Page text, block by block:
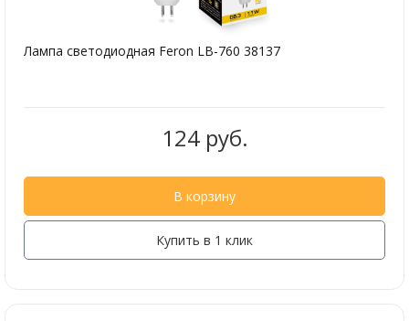
Лампа светодиодная Feron LB-760 38137
124 руб.
В корзину
Купить в 1 клик